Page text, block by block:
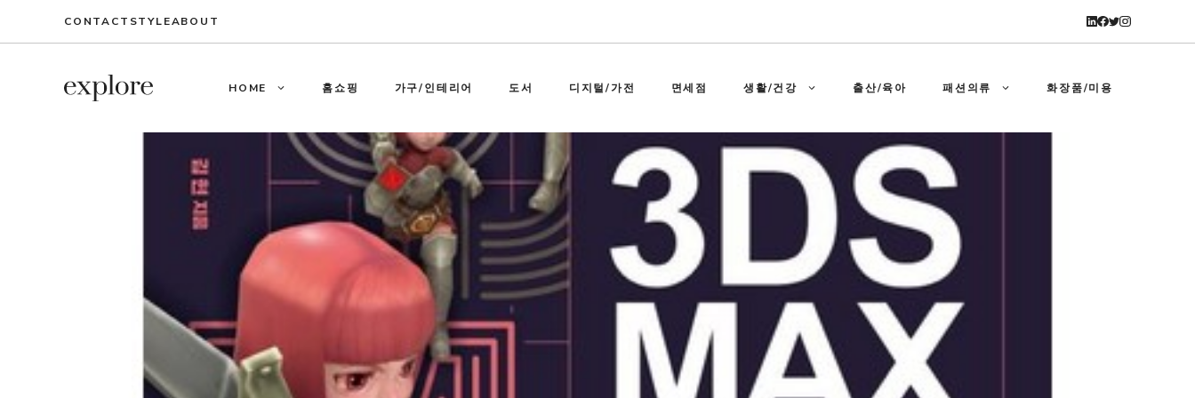
CONTACT STYLEABOUT
HOME 홈쇼핑 가구/인테리어 도서 디지털/가전 면세점 생활/건강 출산/육아 패션의류 화장품/미용